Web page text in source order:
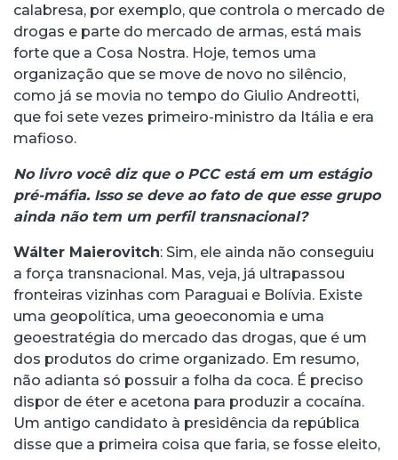
calabresa, por exemplo, que controla o mercado de
drogas e parte do mercado de armas, está mais
forte que a Cosa Nostra. Hoje, temos uma
organização que se move de novo no silêncio,
como já se movia no tempo do Giulio Andreotti,
que foi sete vezes primeiro-ministro da Itália e era
mafioso.
No livro você diz que o PCC está em um estágio
pré-máfia. Isso se deve ao fato de que esse grupo
ainda não tem um perfil transnacional?
Wálter Maierovitch: Sim, ele ainda não conseguiu
a força transnacional. Mas, veja, já ultrapassou
fronteiras vizinhas com Paraguai e Bolívia. Existe
uma geopolítica, uma geoeconomia e uma
geoestratégia do mercado das drogas, que é um
dos produtos do crime organizado. Em resumo,
não adianta só possuir a folha da coca. É preciso
dispor de éter e acetona para produzir a cocaína.
Um antigo candidato à presidência da república
disse que a primeira coisa que faria, se fosse eleito,